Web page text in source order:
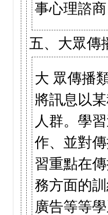
事心理諮
五、大眾傳
大 眾傳播
將訊息以
人群。學
作、並對
習重點在
務方面的
廣告等等